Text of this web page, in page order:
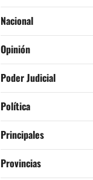
Nacional
Opinión
Poder Judicial
Política
Principales
Provincias